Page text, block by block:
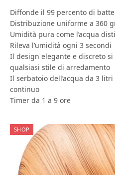
Diﬀonde il 99 percento di
Distribuzione uniforme a 360
Umidità pura come l’acqua
Rileva l’umidità ogni 3 secondi
Il design elegante e discreto
qualsiasi stile di arredamento
Il serbatoio dell’acqua da 3
continuo
Timer da 1 a 9 ore
SHOP